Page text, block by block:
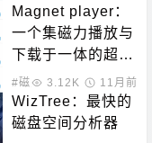
Magnet player：
一个集磁力播放与
下载于一体的超强
工具
#磁力解析 #离线下载 #视
3.12K 11月前
WizTree：最快的
磁盘空间分析器